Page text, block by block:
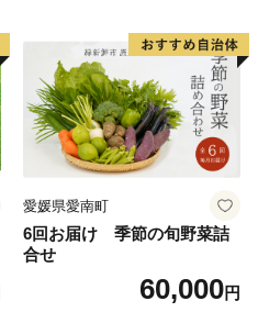
愛媛県愛南町
6回お届け 季節の旬野菜詰
合せ
60,000円